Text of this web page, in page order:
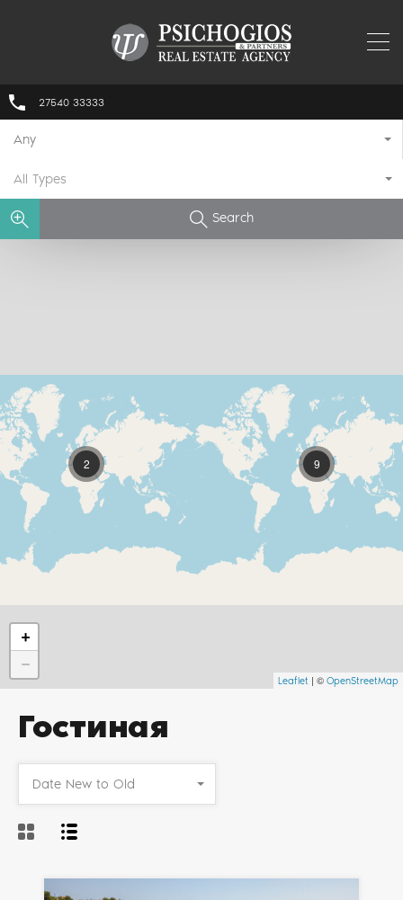
27540 33333
Any
All Types
Search
2 9
+
−
Leaflet | © OpenStreetMap
Гостиная
Date New to Old